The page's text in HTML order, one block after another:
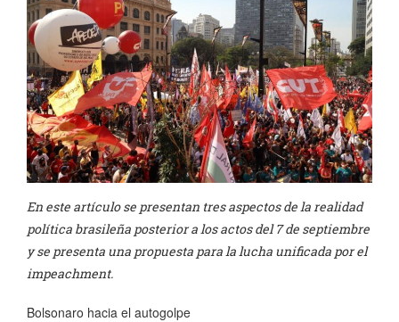
En este artículo se presentan tres aspectos de la realidad
política brasileña posterior a los actos del 7 de septiembre
y se presenta una propuesta para la lucha unificada por el
impeachment.
Bolsonaro hacia el autogolpe